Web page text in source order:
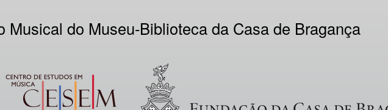
content
Musical do Museu-Biblioteca da Casa de Bragança
CESEM Logo VV